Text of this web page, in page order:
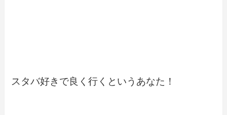
スタバ好きで良く行くというあなた！